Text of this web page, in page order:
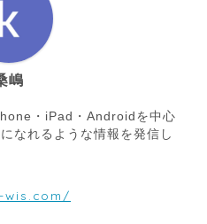
嶋
・iPad・Androidを中心
なれるような情報を発信し